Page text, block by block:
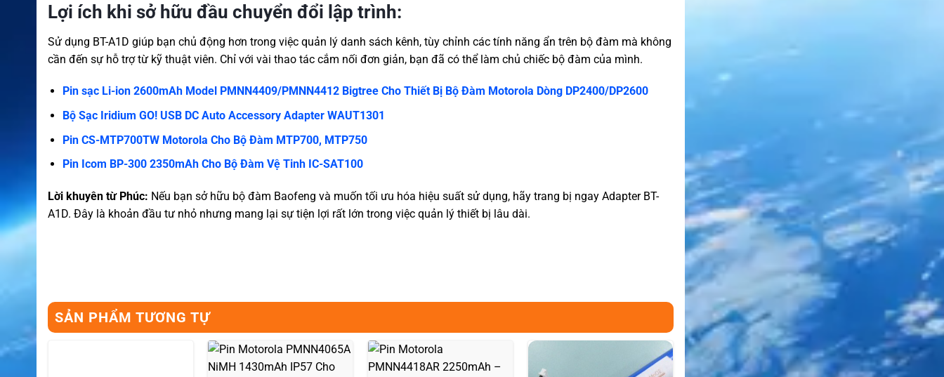
Lợi ích khi sở hữu đầu chuyển đổi lập trình:
Sử dụng BT-A1D giúp bạn chủ động hơn trong việc quản lý danh sách kênh, tùy chỉnh các tính năng ẩn trên bộ đàm mà không
cần đến sự hỗ trợ từ kỹ thuật viên. Chỉ với vài thao tác cắm nối đơn giản, bạn đã có thể làm chủ chiếc bộ đàm của mình.
Pin sạc Li-ion 2600mAh Model PMNN4409/PMNN4412 Bigtree Cho Thiết Bị Bộ Đàm Motorola Dòng DP2400/DP2600
Bộ Sạc Iridium GO! USB DC Auto Accessory Adapter WAUT1301
Pin CS-MTP700TW Motorola Cho Bộ Đàm MTP700, MTP750
Pin Icom BP-300 2350mAh Cho Bộ Đàm Vệ Tinh IC-SAT100
Lời khuyên từ Phúc: Nếu bạn sở hữu bộ đàm Baofeng và muốn tối ưu hóa hiệu suất sử dụng, hãy trang bị ngay Adapter BT-
A1D. Đây là khoản đầu tư nhỏ nhưng mang lại sự tiện lợi rất lớn trong việc quản lý thiết bị lâu dài.
SẢN PHẨM TƯƠNG TỰ